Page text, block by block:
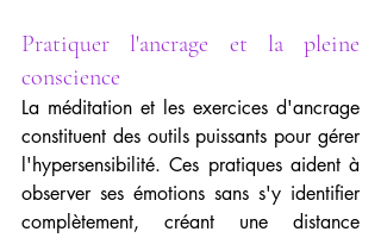
Pratiquer l'ancrage et la pleine
conscience
La méditation et les exercices d'ancrage
constituent des outils puissants pour gérer
l'hypersensibilité. Ces pratiques aident à
observer ses émotions sans s'y identifier
complètement, créant une distance